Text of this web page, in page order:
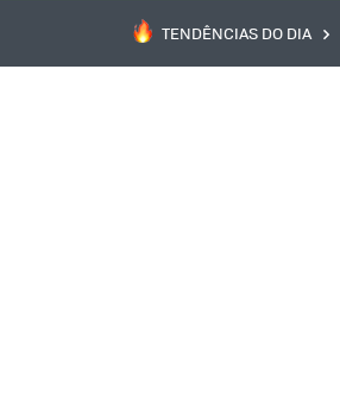
TENDÊNCIAS DO DIA